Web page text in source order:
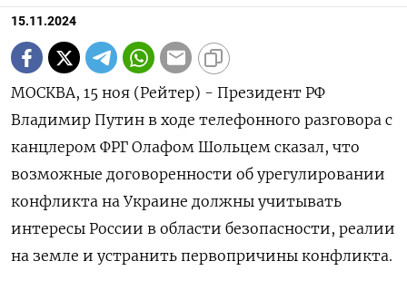
15.11.2024
МОСКВА, 15 ноя (Рейтер) - Президент РФ
Владимир Путин в ходе телефонного разговора с
канцлером ФРГ Олафом Шольцем сказал, что
возможные договоренности об урегулировании
конфликта на Украине должны учитывать
интересы России в области безопасности, реалии
на земле и устранить первопричины конфликта.